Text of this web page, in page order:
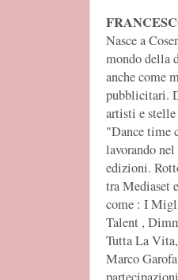
Nasce a
mondo della
anche come
pubblicitari.
artisti e
"Dance time
lavorando
edizioni.
tra Mediaset
come : I
Talent ,
Tutta La
Marco